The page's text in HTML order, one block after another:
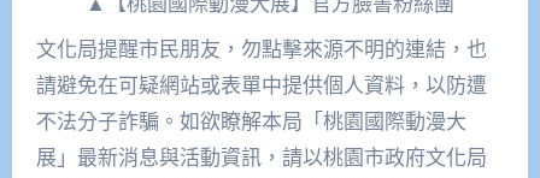
文化局提醒市民朋友，勿點擊來源不明的連結，也
請避免在可疑網站或表單中提供個人資料，以防遭
不法分子詐騙。如欲瞭解本局「桃園國際動漫大
展」最新消息與活動資訊，請以桃園市政府文化局